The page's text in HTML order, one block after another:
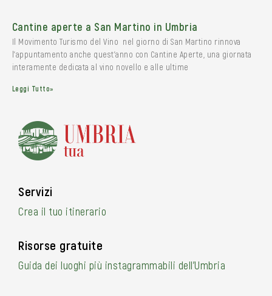
Cantine aperte a San Martino in Umbria
Il Movimento Turismo del Vino nel giorno di San Martino rinnova
l’appuntamento anche quest’anno con Cantine Aperte, una giornata
interamente dedicata al vino novello e alle ultime
Leggi Tutto»
Servizi
Crea il tuo itinerario
Risorse gratuite
Guida dei luoghi più instagrammabili dell’Umbria